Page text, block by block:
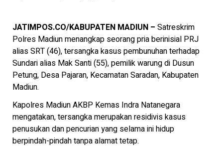
JATIMPOS.CO/KABUPATEN MADIUN – Satreskrim
Polres Madiun menangkap seorang pria berinisial PRJ
alias SRT (46), tersangka kasus pembunuhan terhadap
Sundari alias Mak Santi (55), pemilik warung di Dusun
Petung, Desa Pajaran, Kecamatan Saradan, Kabupaten
Madiun.
Kapolres Madiun AKBP Kemas Indra Natanegara
mengatakan, tersangka merupakan residivis kasus
penusukan dan pencurian yang selama ini hidup
berpindah-pindah tanpa alamat tetap.